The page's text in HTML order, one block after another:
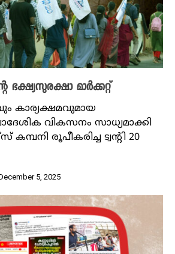
ഭക്ഷ്യസുരക്ഷാ മാർക്കറ്റ്
കാര്യക്ഷമവുമായ
വികസനം സാധ്യമാക്കി
രൂപീകരിച്ച ട്വന്റി 20
5, 2025